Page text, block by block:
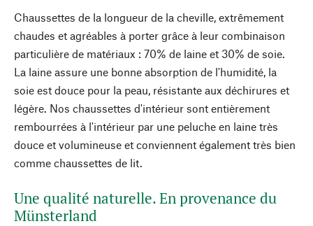
Chaussettes de la longueur de la cheville, extrêmement
chaudes et agréables à porter grâce à leur combinaison
particulière de matériaux : 70% de laine et 30% de soie.
La laine assure une bonne absorption de l'humidité, la
soie est douce pour la peau, résistante aux déchirures et
légère. Nos chaussettes d'intérieur sont entièrement
rembourrées à l'intérieur par une peluche en laine très
douce et volumineuse et conviennent également très bien
comme chaussettes de lit.
Une qualité naturelle. En provenance du
Münsterland